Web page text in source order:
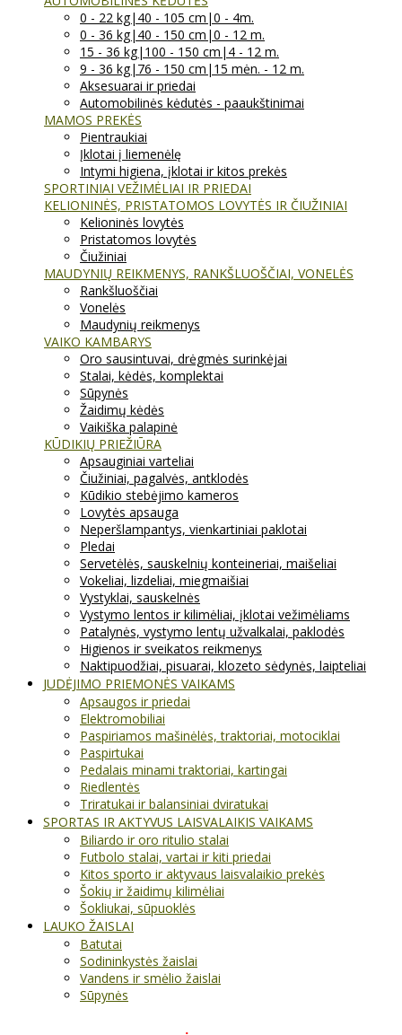
0 - 22 kg|40 - 105 cm|0 - 4m.
0 - 36 kg|40 - 150 cm|0 - 12 m.
15 - 36 kg|100 - 150 cm|4 - 12 m.
9 - 36 kg|76 - 150 cm|15 mėn. - 12 m.
Aksesuarai ir priedai
Automobilinės kėdutės - paaukštinimai
MAMOS PREKĖS
Pientraukiai
Įklotai į liemenėlę
Intymi higiena, įklotai ir kitos prekės
SPORTINIAI VEŽIMĖLIAI IR PRIEDAI
KELIONINĖS, PRISTATOMOS LOVYTĖS IR ČIUŽINIAI
Kelioninės lovytės
Pristatomos lovytės
Čiužiniai
MAUDYNIŲ REIKMENYS, RANKŠLUOŠČIAI, VONELĖS
Rankšluoščiai
Vonelės
Maudynių reikmenys
VAIKO KAMBARYS
Oro sausintuvai, drėgmės surinkėjai
Stalai, kėdės, komplektai
Sūpynės
Žaidimų kėdės
Vaikiška palapinė
KŪDIKIŲ PRIEŽIŪRA
Apsauginiai varteliai
Čiužiniai, pagalvės, antklodės
Kūdikio stebėjimo kameros
Lovytės apsauga
Neperšlampantys, vienkartiniai paklotai
Pledai
Servetėlės, sauskelnių konteineriai, maišeliai
Vokeliai, lizdeliai, miegmaišiai
Vystyklai, sauskelnės
Vystymo lentos ir kilimėliai, įklotai vežimėliams
Patalynės, vystymo lentų užvalkalai, paklodės
Higienos ir sveikatos reikmenys
Naktipuodžiai, pisuarai, klozeto sėdynės, laipteliai
JUDĖJIMO PRIEMONĖS VAIKAMS
Apsaugos ir priedai
Elektromobiliai
Paspiriamos mašinėlės, traktoriai, motociklai
Paspirtukai
Pedalais minami traktoriai, kartingai
Riedlentės
Triratukai ir balansiniai dviratukai
SPORTAS IR AKTYVUS LAISVALAIKIS VAIKAMS
Biliardo ir oro ritulio stalai
Futbolo stalai, vartai ir kiti priedai
Kitos sporto ir aktyvaus laisvalaikio prekės
Šokių ir žaidimų kilimėliai
Šokliukai, sūpuoklės
LAUKO ŽAISLAI
Batutai
Sodininkystės žaislai
Vandens ir smėlio žaislai
Sūpynės